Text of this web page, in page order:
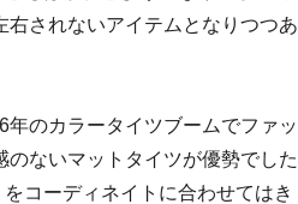
されないアイテムとなりつつあ
のカラータイツブームでファッ
ないマットタイツが優勢でした
コーディネイトに合わせてはき